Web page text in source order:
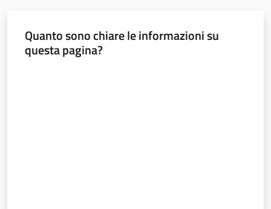
sicurezza
Quanto sono chiare le informazioni su
questa pagina?